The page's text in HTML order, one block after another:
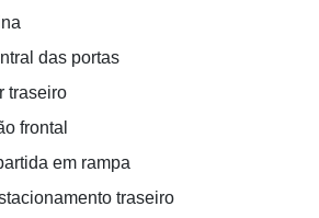
das portas
traseiro
frontal
em rampa
traseiro